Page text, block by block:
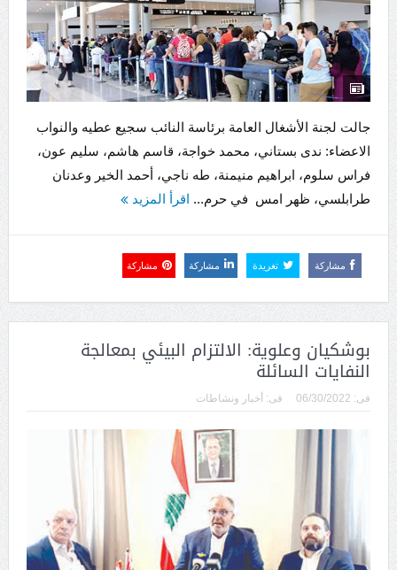
جالت لجنة الأشغال العامة برئاسة النائب سجيع عطيه والنواب
الاعضاء: ندى بستاني، محمد خواجة، قاسم هاشم، سليم عون،
فراس سلوم، ابراهيم منيمنة، طه ناجي، أحمد الخير وعدنان
طرابلسي، ظهر امس في حرم... اقرأ المزيد
مشاركة تغريدة مشاركة مشاركة
بوشكيان وعلوية: الالتزام البيئي بمعالجة
النفايات السائلة
فى: 06/30/2022 فى: أخبار ونشاطات